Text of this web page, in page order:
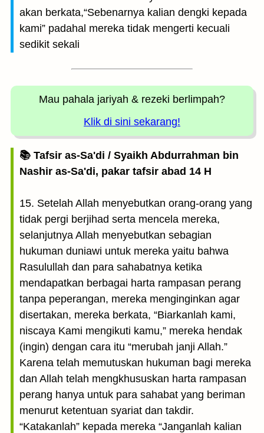
akan berkata,“Sebenarnya kalian dengki kepada
kami” padahal mereka tidak mengerti kecuali
sedikit sekali
Mau pahala jariyah & rezeki berlimpah?
Klik di sini sekarang!
📚 Tafsir as-Sa'di / Syaikh Abdurrahman bin
Nashir as-Sa'di, pakar tafsir abad 14 H
15. Setelah Allah menyebutkan orang-orang yang
tidak pergi berjihad serta mencela mereka,
selanjutnya Allah menyebutkan sebagian
hukuman duniawi untuk mereka yaitu bahwa
Rasulullah dan para sahabatnya ketika
mendapatkan berbagai harta rampasan perang
tanpa peperangan, mereka menginginkan agar
disertakan, mereka berkata, “Biarkanlah kami,
niscaya Kami mengikuti kamu,” mereka hendak
(ingin) dengan cara itu “merubah janji Allah.”
Karena telah memutuskan hukuman bagi mereka
dan Allah telah mengkhususkan harta rampasan
perang hanya untuk para sahabat yang beriman
menurut ketentuan syariat dan takdir.
“Katakanlah” kepada mereka “Janganlah kalian